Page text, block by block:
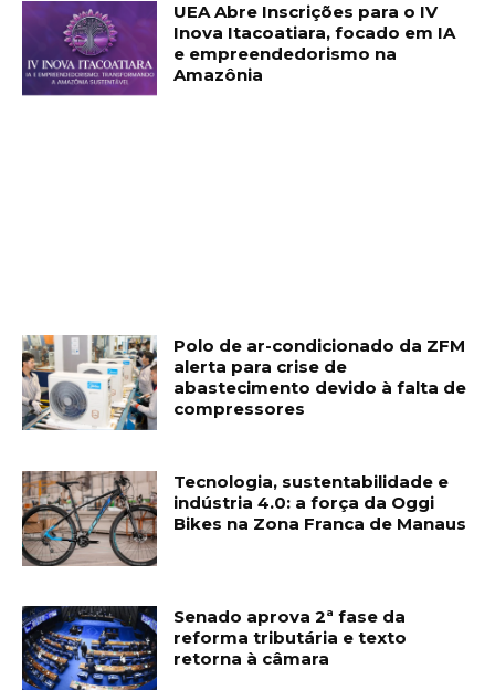
UEA Abre Inscrições para o IV
Inova Itacoatiara, focado em IA
e empreendedorismo na
Amazônia
Polo de ar-condicionado da ZFM
alerta para crise de
abastecimento devido à falta de
compressores
Tecnologia, sustentabilidade e
indústria 4.0: a força da Oggi
Bikes na Zona Franca de Manaus
Senado aprova 2ª fase da
reforma tributária e texto
retorna à câmara